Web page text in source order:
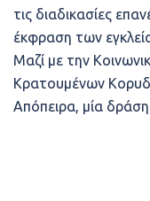
τις διαδικασίες
έκφραση των
Μαζί με την
Κρατουμένων
Απόπειρα, μία